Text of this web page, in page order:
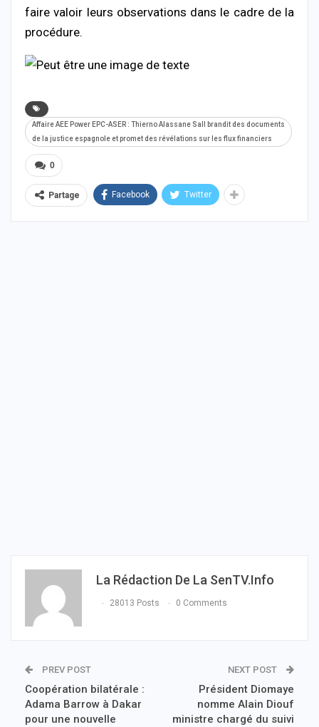
faire valoir leurs observations dans le cadre de la
procédure.
Affaire AEE Power EPC-ASER : Thierno Alassane Sall brandit des documents
de la justice espagnole et promet des révélations sur les flux financiers
0
Partage Facebook Twitter
La Rédaction De La SenTV.info
28013 Posts 0 Comments
PREV POST
Coopération bilatérale :
Adama Barrow à Dakar
pour une nouvelle
NEXT POST
Président Diomaye
nomme Alain Diouf
ministre chargé du suivi